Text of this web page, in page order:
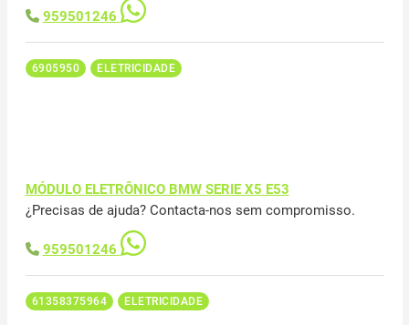
959501246
6905950 ELETRICIDADE
MÓDULO ELETRÔNICO BMW SERIE X5 E53
¿Precisas de ajuda? Contacta-nos sem compromisso.
959501246
61358375964 ELETRICIDADE